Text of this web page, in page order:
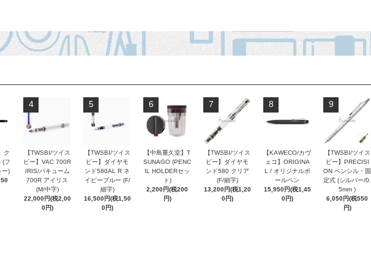
ク
(フ
ー)
4
【TWSBI/ツイス
ビー】VAC 700R
IRIS/バキューム
700R アイリス
(M/中字)
22,000円(税2,00
0円)
5
【TWSBI/ツイス
ビー】ダイヤモ
ンド580AL R ネ
イビーブルー (F/
細字)
16,500円(税1,50
0円)
6
【中島重久堂】T
SUNAGO (PENC
IL HOLDERセッ
ト)
2,200円(税200
円)
7
【TWSBI/ツイス
ビー】ダイヤモ
ンド580 クリア
(F/細字)
13,200円(税1,20
0円)
8
【KAWECO/カヴ
ェコ】ORIGINA
L / オリジナルボ
ールペン
15,950円(税1,45
0円)
9
【TWSBI/ツイス
ビー】PRECISI
ON ペンシル・固
定式 (シルバー/0.
5mm )
6,050円(税550
円)